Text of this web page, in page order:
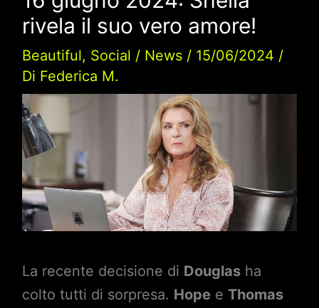
rivela il suo vero amore!
Beautiful, Social / News/ 15/06/2024 /
Di Federica M.
La recente decisione di Douglasha
colto tutti di sorpresa. Hope e Thomas